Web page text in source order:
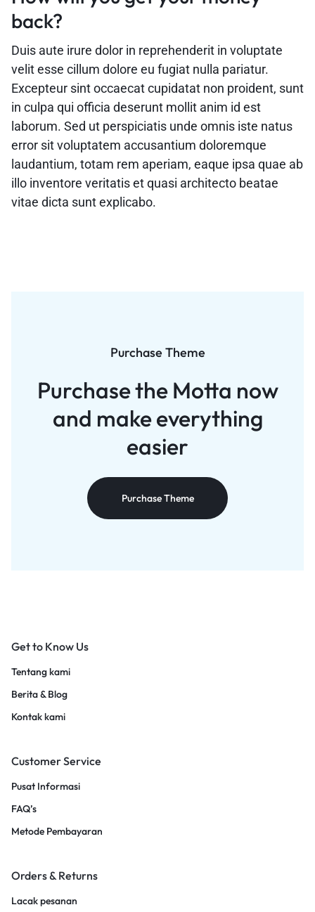
back?
Duis aute irure dolor in reprehenderit in voluptate
velit esse cillum dolore eu fugiat nulla pariatur.
Excepteur sint occaecat cupidatat non proident, sunt
in culpa qui officia deserunt mollit anim id est
laborum. Sed ut perspiciatis unde omnis iste natus
error sit voluptatem accusantium doloremque
laudantium, totam rem aperiam, eaque ipsa quae ab
illo inventore veritatis et quasi architecto beatae
vitae dicta sunt explicabo.
Purchase Theme
Purchase the Motta now
and make everything
easier
Purchase Theme
Get to Know Us
Tentang kami
Berita & Blog
Kontak kami
Customer Service
Pusat Informasi
FAQ’s
Metode Pembayaran
Orders & Returns
Lacak pesanan